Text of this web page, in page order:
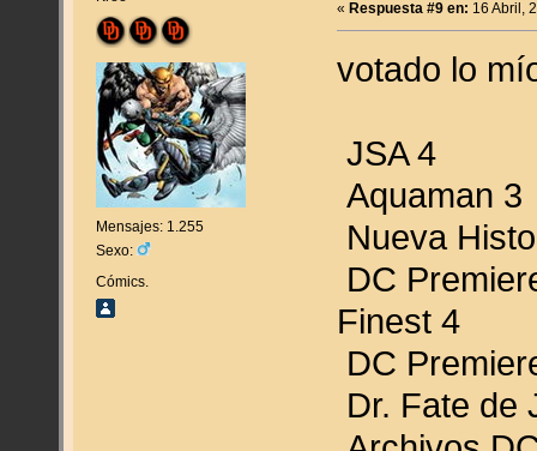
Mensajes: 1.255
Sexo:
Cómics.
«Respuesta #9 en: 16 Abril,
votado lo
JSA 4
Aquaman 3
Nueva
DC
Finest 4
DC
Dr. Fate de